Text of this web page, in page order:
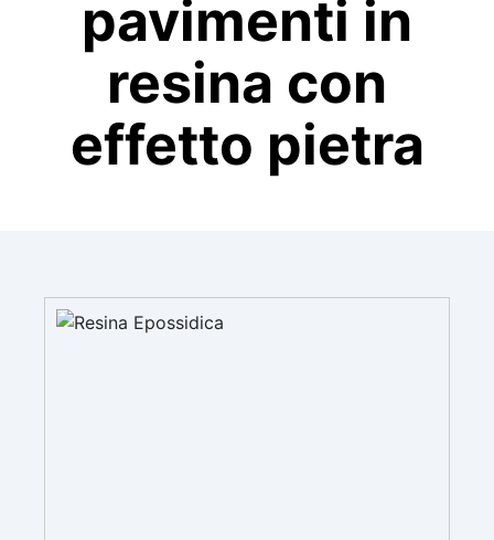
pavimenti in
resina con
effetto pietra